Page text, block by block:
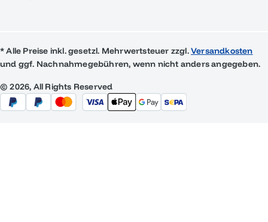
* Alle Preise inkl. gesetzl. Mehrwertsteuer zzgl.Versandkosten
und ggf. Nachnahmegebühren, wenn nicht anders angegeben.
© 2026, All Rights Reserved